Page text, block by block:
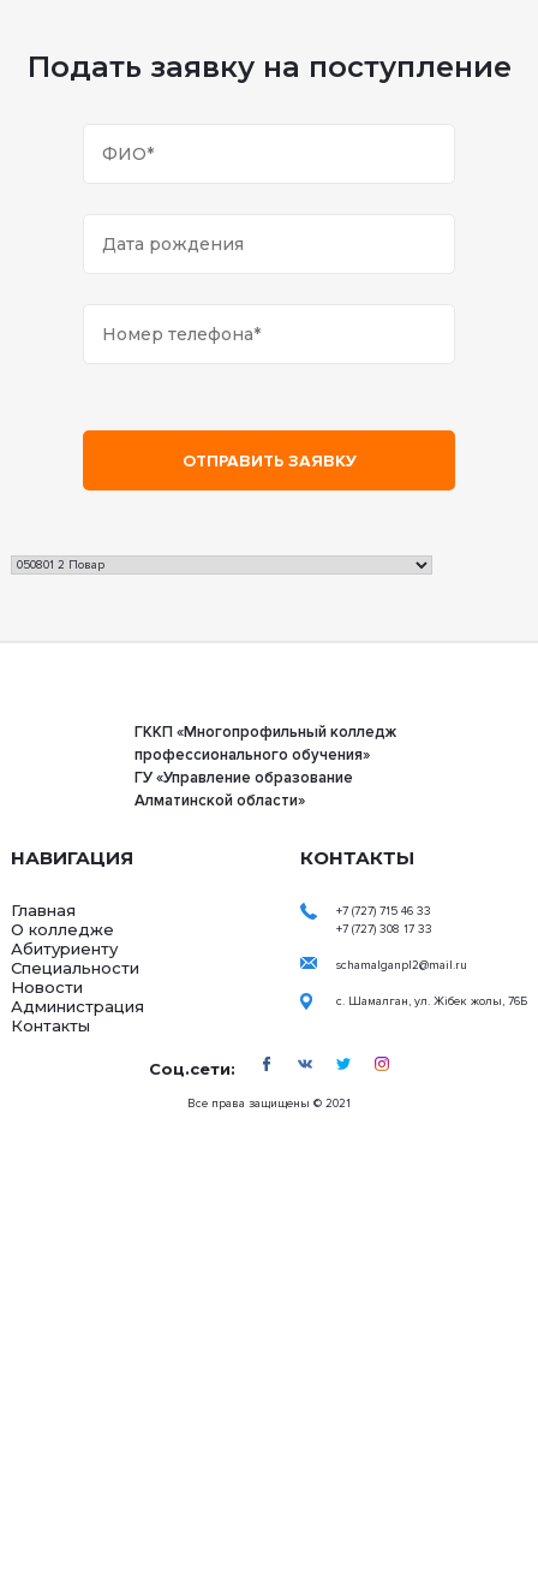
записям
Подать заявку на поступление
ГККП «Многопрофильный колледж
профессионального обучения»
ГУ «Управление образование
Алматинской области»
НАВИГАЦИЯ
Главная
О колледже
Абитуриенту
Специальности
Новости
Администрация
Контакты
КОНТАКТЫ
+7 (727) 715 46 33
+7 (727) 308 17 33
schamalganpl2@mail.ru
с. Шамалган, ул. Жібек жолы, 76Б
Все права защищены © 2021
Соц.сети: